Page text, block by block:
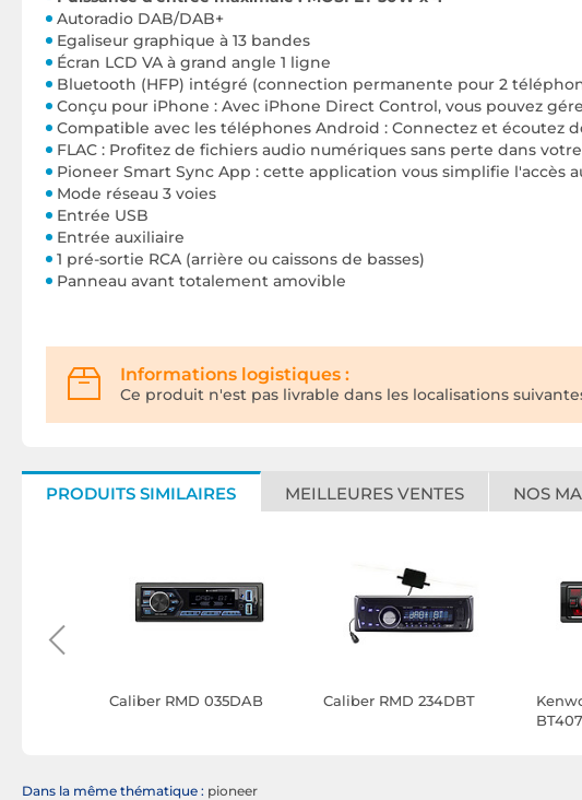
Autoradio DAB/DAB+
Egaliseur graphique à 13 bandes
Écran LCD VA à grand angle 1 ligne
Bluetooth (HFP) intégré (connection permanente pour 2
Conçu pour iPhone : Avec iPhone Direct Control, vous pouvez
Compatible avec les téléphones Android : Connectez et écoutez
FLAC : Profitez de fichiers audio numériques sans perte dans
Pioneer Smart Sync App : cette application vous simplifie
Mode réseau 3 voies
Entrée USB
Entrée auxiliaire
1 pré-sortie RCA (arrière ou caissons de basses)
Panneau avant totalement amovible
Informations logistiques :
Ce produit n'est pas livrable dans les localisations
PRODUITS SIMILAIRES MEILLEURES VENTES NOS
Caliber RMD 035DAB Caliber RMD 234DBT
Dans la même thématique : pioneer